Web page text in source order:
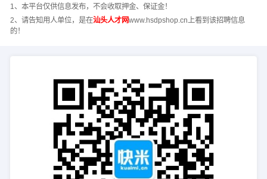
1、本平台仅供信息发布，不会收取押金、保证金！
2、请告知用人单位，是在汕头人才网www.hsdpshop.cn上看到该招聘信息
的！